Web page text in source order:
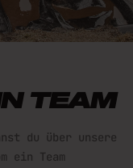
TEAM
du über unsere
ein Team